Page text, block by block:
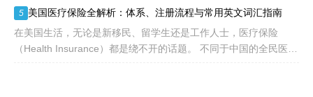
变动，因为许
5 美国医疗保险全解析：体系、注册流程与常用英文词汇指南
在美国生活，无论是新移民、留学生还是工作人士，医疗保险
（Health Insurance）都是绕不开的话题。 不同于中国的全民医保